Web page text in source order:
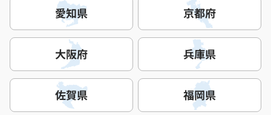
愛知県 京都府
大阪府 兵庫県
佐賀県 福岡県